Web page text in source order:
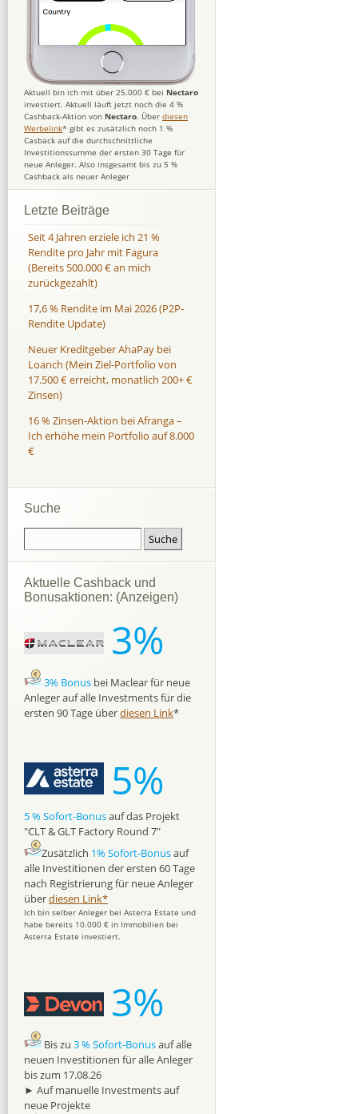
Aktuell bin ich mit über 25.000 € bei Nectaro
investiert. Aktuell läuft jetzt noch die 4 %
Cashback-Aktion von Nectaro. Über diesen
Werbelink* gibt es zusätzlich noch 1 %
Casback auf die durchschnittliche
Investitionssumme der ersten 30 Tage für
neue Anleger. Also insgesamt bis zu 5 %
Cashback als neuer Anleger
Letzte Beiträge
Seit 4 Jahren erziele ich 21 %
Rendite pro Jahr mit Fagura
(Bereits 500.000 € an mich
zurückgezahlt)
17,6 % Rendite im Mai 2026 (P2P-
Rendite Update)
Neuer Kreditgeber AhaPay bei
Loanch (Mein Ziel-Portfolio von
17.500 € erreicht, monatlich 200+ €
Zinsen)
16 % Zinsen-Aktion bei Afranga –
Ich erhöhe mein Portfolio auf 8.000
€
Suche
Aktuelle Cashback und
Bonusaktionen: (Anzeigen)
3%
3% Bonus bei Maclear für neue
Anleger auf alle Investments für die
ersten 90 Tage überdiesen Link*
5%
5 % Sofort-Bonusauf das Projekt
"CLT & GLT Factory Round 7"
Zusätzlich 1% Sofort-Bonusauf
alle Investitionen der ersten 60 Tage
nach Registrierung für neue Anleger
überdiesen Link*
Ich bin selber Anleger bei Asterra Estate und
habe bereits 10.000 € in Immobilien bei
Asterra Estate investiert.
3%
Bis zu 3 % Sofort-Bonusauf alle
neuen Investitionen für alle Anleger
bis zum 17.08.26
► Auf manuelle Investments auf
neue Projekte